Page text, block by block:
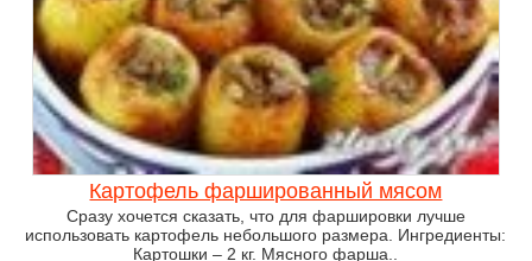
Картофель фаршированный мясом
Сразу хочется сказать, что для фаршировки лучше
использовать картофель небольшого размера. Ингредиенты:
Картошки – 2 кг. Мясного фарша..